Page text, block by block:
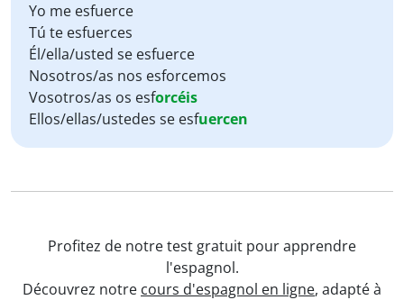
Yo me esfuerce
Tú te esfuerces
Él/ella/usted se esfuerce
Nosotros/as nos esforcemos
Vosotros/as os esforcéis
Ellos/ellas/ustedes se esfuercen
Profitez de notre test gratuit pour apprendre
l'espagnol.
Découvrez notre cours d'espagnol en ligne, adapté à